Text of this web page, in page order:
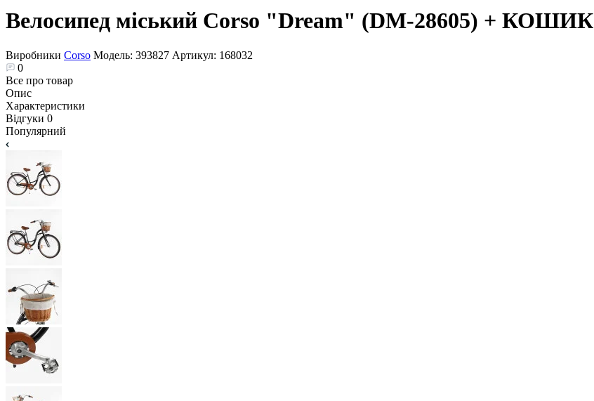
Велосипед міський Corso "Dream" (DM-28605) + КОШИК
Виробники Corso Модель: 393827 Артикул: 168032
0
Все про товар
Опис
Характеристики
Відгуки 0
Популярний